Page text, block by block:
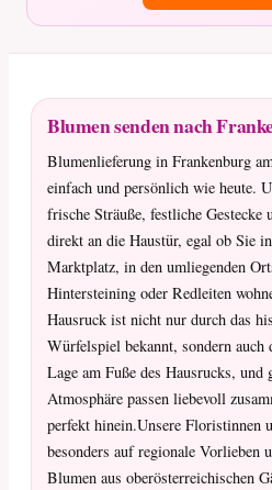
Blumen senden nach
Blumenlieferung in Frankenburg
einfach und persönlich wie heute.
frische Sträuße, festliche Gestecke
direkt an die Haustür, egal ob Sie
Marktplatz, in den umliegenden
Hintersteining oder Redleiten
Hausruck ist nicht nur durch das
Würfelspiel bekannt, sondern auch
Lage am Fuße des Hausrucks, und
Atmosphäre passen liebevoll
perfekt hinein.Unsere Floristinnen
besonders auf regionale Vorlieben
Blumen aus oberösterreichischen